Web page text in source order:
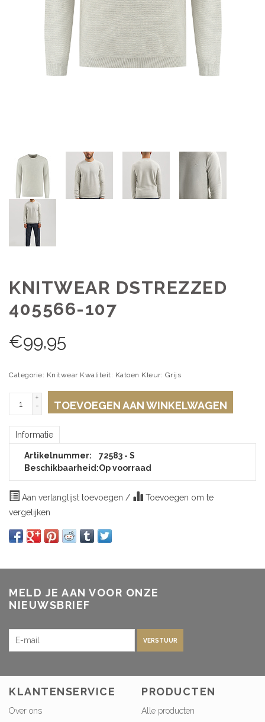
KNITWEAR DSTREZZED
405566-107
€99,95
Categorie: Knitwear Kwaliteit: Katoen Kleur: Grijs
+
-
TOEVOEGEN AAN WINKELWAGEN
Informatie
Artikelnummer:
72583 - S
Beschikbaarheid:Op voorraad
Aan verlanglijst toevoegen /
Toevoegen om te
vergelijken
MELD JE AAN VOOR ONZE
NIEUWSBRIEF
VERSTUUR
KLANTENSERVICE
Over ons
PRODUCTEN
Alle producten